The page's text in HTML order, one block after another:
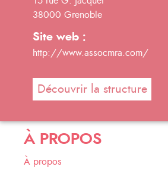
38000 Grenoble
Site web :
http://www.assocmra.com/
Découvrir la structure
À PROPOS
À propos